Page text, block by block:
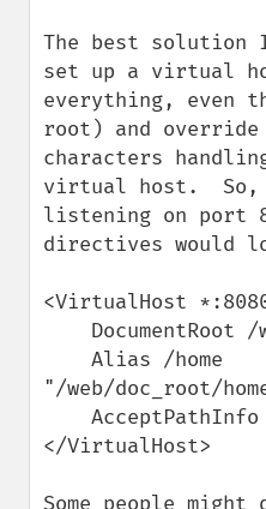
The best
set up a virtual
everything, even
root) and
characters
virtual host.
listening on port
directives would
<VirtualHost
"/web/doc_root/
</VirtualHost>
Some people might